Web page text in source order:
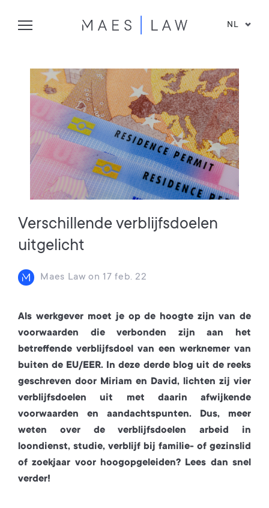
NL
Verschillende verblijfsdoelen
uitgelicht
Maes Law on 17 feb. 22
Als werkgever moet je op de hoogte zijn van de
voorwaarden die verbonden zijn aan het
betreffende verblijfsdoel van een werknemer van
buiten de EU/EER. In deze derde blog uit de reeks
geschreven door Miriam en David, lichten zij vier
verblijfsdoelen uit met daarin afwijkende
voorwaarden en aandachtspunten. Dus, meer
weten over de verblijfsdoelen arbeid in
loondienst, studie, verblijf bij familie- of gezinslid
of zoekjaar voor hoogopgeleiden? Lees dan snel
verder!